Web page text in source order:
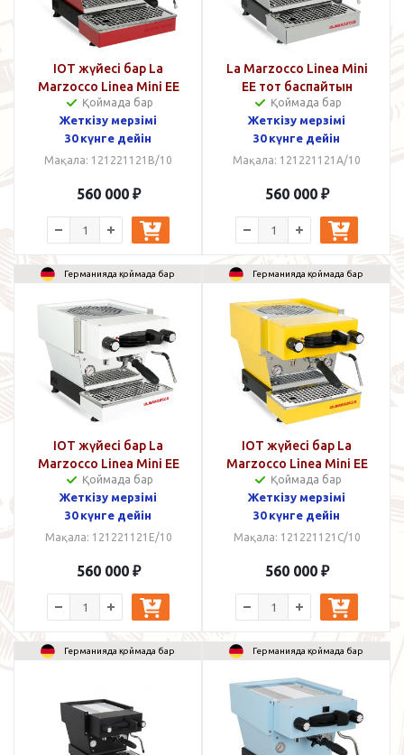
IOT жүйесі бар La
Marzocco Linea Mini EE
Red
Қоймада бар
Жеткізу мерзімі
30 күнге дейін
Мақала: 121221121B/10
560 000 ₽
La Marzocco Linea Mini
EE тот баспайтын
болаттан жасалған, IOT
жүйесімен
Қоймада бар
Жеткізу мерзімі
30 күнге дейін
Мақала: 121221121A/10
560 000 ₽
Германияда қоймада бар
IOT жүйесі бар La
Marzocco Linea Mini EE
ақ
Қоймада бар
Жеткізу мерзімі
30 күнге дейін
Мақала: 121221121E/10
560 000 ₽
Германияда қоймада бар
IOT жүйесі бар La
Marzocco Linea Mini EE
сары
Қоймада бар
Жеткізу мерзімі
30 күнге дейін
Мақала: 121221121C/10
560 000 ₽
Германияда қоймада бар Германияда қоймада бар